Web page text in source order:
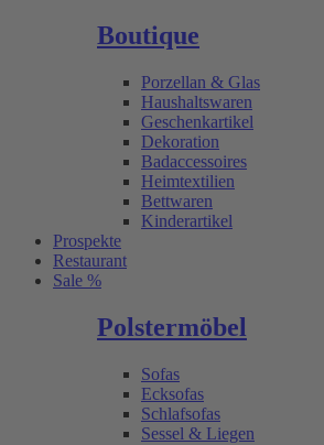
Boutique
Porzellan & Glas
Haushaltswaren
Geschenkartikel
Dekoration
Badaccessoires
Heimtextilien
Bettwaren
Kinderartikel
Prospekte
Restaurant
Sale %
Polstermöbel
Sofas
Ecksofas
Schlafsofas
Sessel & Liegen